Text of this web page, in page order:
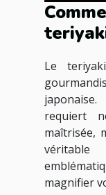
Le
requiert
maîtrisée,
magnifier